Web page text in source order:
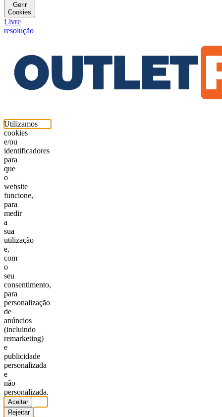
Gerir
Cookies
Livre
resolução
Utilizamos
cookies
e/ou
identificadores
para
que
o
website
funcione,
para
medir
a
sua
utilização
e,
com
o
seu
consentimento,
para
personalização
de
anúncios
(incluindo
remarketing)
e
publicidade
personalizada
e
não
personalizada.
Aceitar
Rejeitar